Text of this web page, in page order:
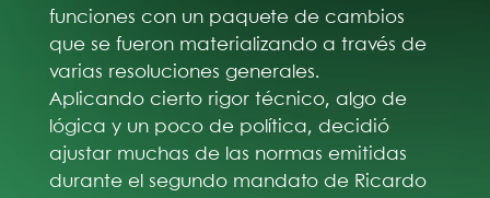
funciones con un paquete de cambios
que se fueron materializando a través de
varias resoluciones generales.
Aplicando cierto rigor técnico, algo de
lógica y un poco de política, decidió
ajustar muchas de las normas emitidas
durante el segundo mandato de Ricardo